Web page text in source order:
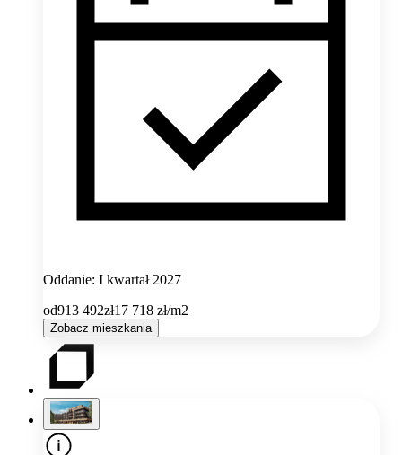
Oddanie: I kwartał 2027
od913 492zł17 718 zł/m2
Zobacz mieszkania